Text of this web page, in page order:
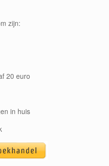
zijn:
20 euro
in huis